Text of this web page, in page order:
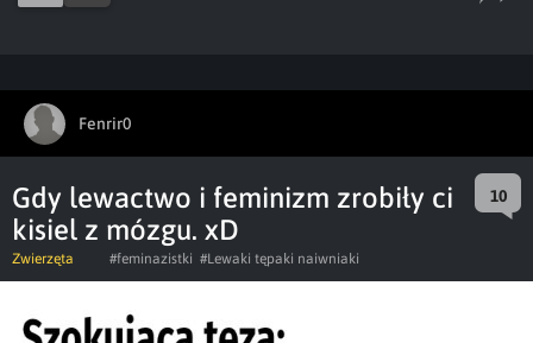
Fenrir0
Gdy lewactwo i feminizm zrobiły ci
kisiel z mózgu. xD
10
Zwierzęta #feminazistki #Lewaki tępaki naiwniaki